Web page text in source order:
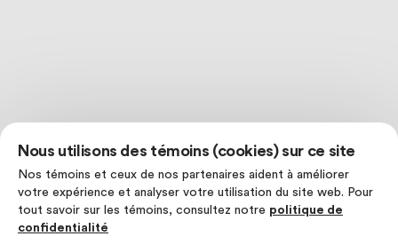
Nous utilisons des témoins (cookies) sur ce site
Nos témoins et ceux de nos partenaires aident à améliorer
votre expérience et analyser votre utilisation du site web. Pour
tout savoir sur les témoins, consultez notre politique de
confidentialité